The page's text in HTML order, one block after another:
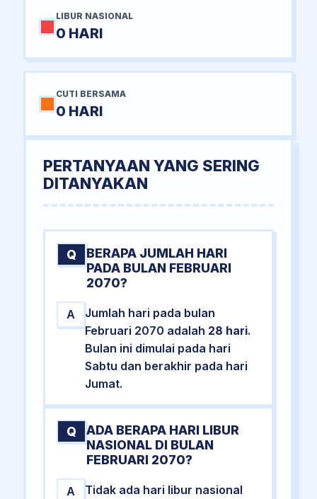
LIBUR NASIONAL
0 HARI
CUTI BERSAMA
0 HARI
PERTANYAAN YANG SERING
DITANYAKAN
Q
BERAPA JUMLAH HARI
PADA BULAN FEBRUARI
2070?
A
Jumlah hari pada bulan
Februari 2070 adalah 28 hari.
Bulan ini dimulai pada hari
Sabtu dan berakhir pada hari
Jumat.
Q
ADA BERAPA HARI LIBUR
NASIONAL DI BULAN
FEBRUARI 2070?
A
Tidak ada hari libur nasional